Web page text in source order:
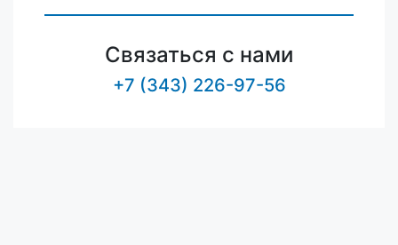
Связаться с нами
+7 (343) 226-97-56